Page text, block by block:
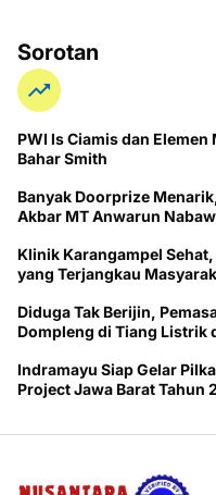
Sorotan
PWI ls Ciamis dan
Bahar Smith
Banyak Doorprize
Akbar MT Anwarun
Klinik Karangampel
yang Terjangkau
Diduga Tak Berijin,
Dompleng di Tiang Listrik
Indramayu Siap Gelar
Project Jawa Barat Tahun